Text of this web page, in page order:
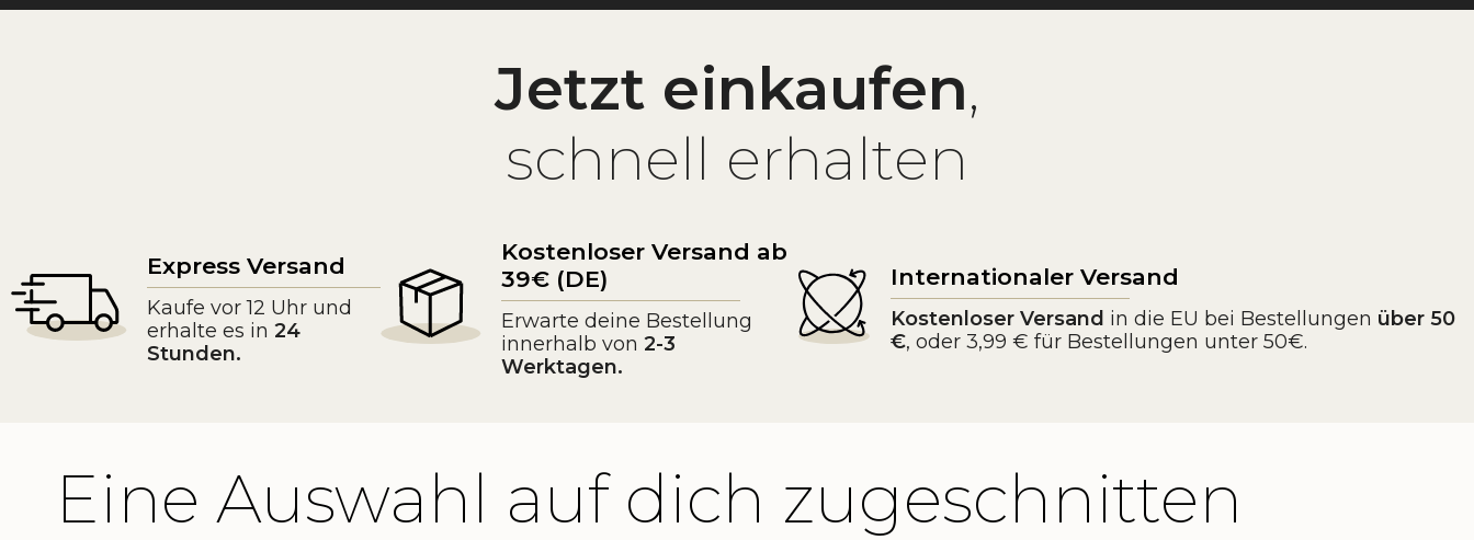
Jetzt einkaufen,
schnell erhalten
Express Versand
Kaufe vor 12 Uhr und
erhalte es in 24
Stunden.
Kostenloser Versand ab
39€ (DE)
Erwarte deine Bestellung
innerhalb von 2-3
Werktagen.
Internationaler Versand
Kostenloser Versand in die EU bei Bestellungen über 50
€, oder 3,99 € für Bestellungen unter 50€.
Eine Auswahl auf dich zugeschnitten